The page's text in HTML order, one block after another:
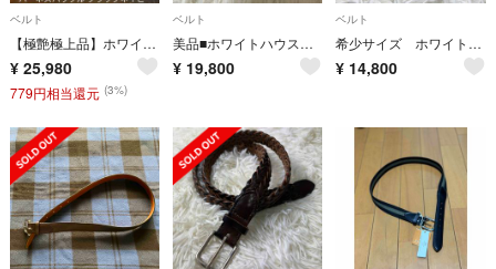
ベルト
【極艶極上品】ホワイトハウスコックス 最高級ブライドルレザードレスベルト 英国製
¥ 25,980
779円相当還元 (3%)
ベルト
美品■ホワイトハウスコックス ベルト 本革 編み込み イントレチャート ブラック
¥ 19,800
ベルト
希少サイズ ホワイトハウスコックス レザー メッシュベルト 36/90 ブラック
¥ 14,800